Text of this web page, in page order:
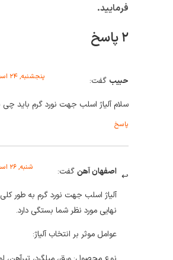
گفت:
سلام آلیاژ اسلب جهت نورد گرم باید چی باشد
اصفهان آهنگفت: شنبه, ۲۶ اسفند ۱۴۰۲ در g:i a
آلیاژ اسلب جهت نورد گرم به طور کلی به محصول
نهایی مورد نظر شما بستگی دارد.
عوامل موثر بر انتخاب آلیاژ: